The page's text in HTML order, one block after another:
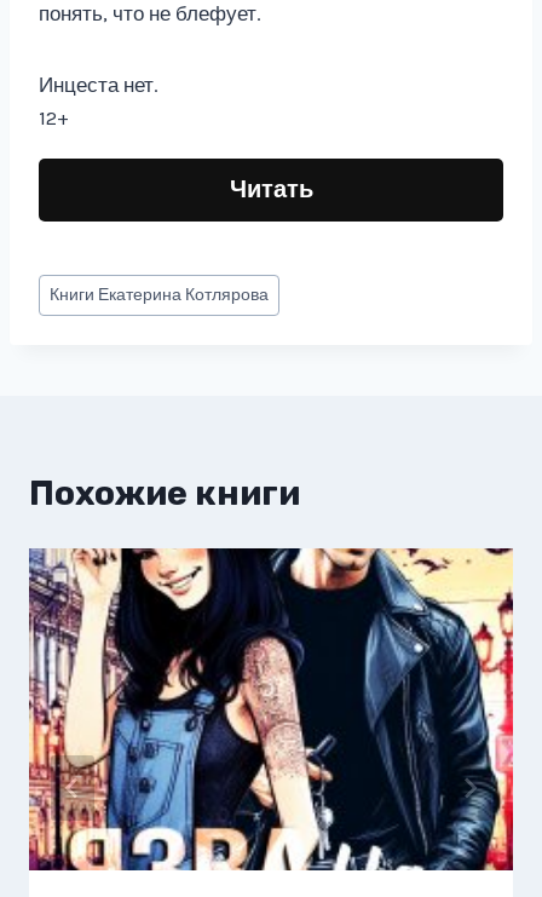
понять, что не блефует.
Инцеста нет.
12+
Читать
Метки
записи:
Книги Екатерина Котлярова
Похожие книги